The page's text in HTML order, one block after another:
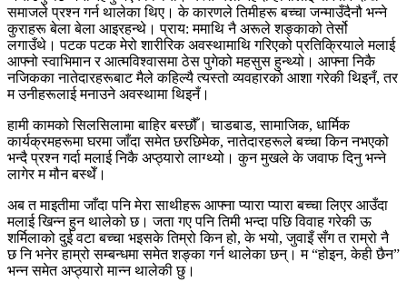
समाजले प्रश्न गर्न थालेका थिए। के कारणले तिमीहरू बच्चा जन्माउँदैनौ भन्ने
कुराहरू बेला बेला आइरहन्थे। प्राय: ममाथि नै अरूले शङ्काको तेर्सो
लगाउँथे। पटक पटक मेरो शारीरिक अवस्थामाथि गरिएको प्रतिक्रियाले मलाई
आफ्नो स्वाभिमान र आत्मविश्वासमा ठेस पुगेको महसुस हुन्थ्यो। आफ्ना निकै
नजिकका नातेदारहरूबाट मैले कहिल्यै त्यस्तो व्यवहारको आशा गरेकी थिइनँ, तर
म उनीहरूलाई मनाउने अवस्थामा थिइनँ।
हामी कामको सिलसिलामा बाहिर बस्छौँ। चाडबाड, सामाजिक, धार्मिक
कार्यक्रमहरूमा घरमा जाँदा समेत छरछिमेक, नातेदारहरूले बच्चा किन नभएको
भन्दै प्रश्न गर्दा मलाई निकै अप्ठ्यारो लाग्थ्यो। कुन मुखले के जवाफ दिनु भन्ने
लागेर म मौन बस्थेँ।
अब त माइतीमा जाँदा पनि मेरा साथीहरू आफ्ना प्यारा प्यारा बच्चा लिएर आउँदा
मलाई खिन्न हुन थालेको छ। जता गए पनि तिमी भन्दा पछि विवाह गरेकी ऊ
शर्मिलाको दुई वटा बच्चा भइसके तिम्रो किन हो, के भयो, जुवाइँ सँग त राम्रो नै
छ नि भनेर हाम्रो सम्बन्धमा समेत शङ्का गर्न थालेका छन्। म “होइन, केही छैन”
भन्न समेत अप्ठ्यारो मान्न थालेकी छु।